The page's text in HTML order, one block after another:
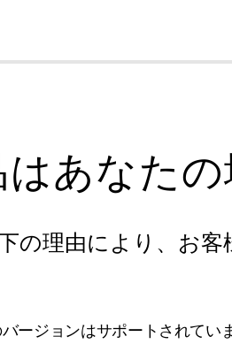
はあなた
の理由により、お
ージョンはサポートされてい